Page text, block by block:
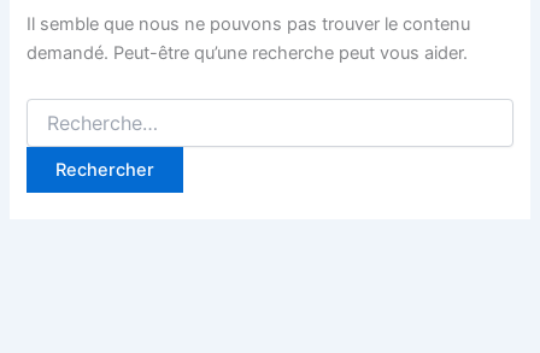
Il semble que nous ne pouvons pas trouver le contenu
demandé. Peut-être qu’une recherche peut vous aider.
Rechercher :